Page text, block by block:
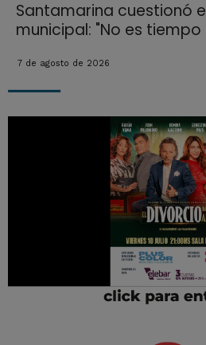
Santamarina cuestionó
municipal: "No es
7 de agosto de 2026